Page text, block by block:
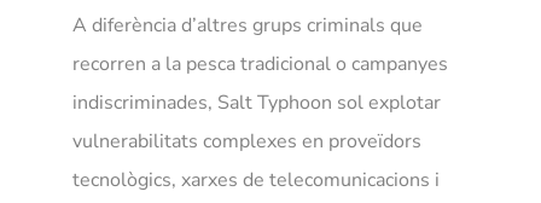
A diferència d’altres grups criminals que
recorren a la pesca tradicional o campanyes
indiscriminades, Salt Typhoon sol explotar
vulnerabilitats complexes en proveïdors
tecnològics, xarxes de telecomunicacions i